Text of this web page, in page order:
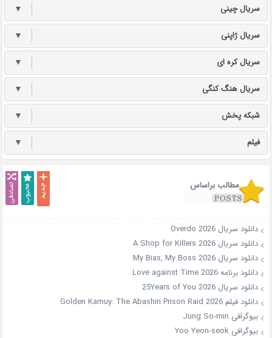
سریال چینی ▼
سریال ژاپنی ▼
سریال کره ای ▼
سریال هنگ کنگی ▼
شبکه پخش ▼
فیلم ▼
مطالب براساس
دانلود سریال Overdo 2026
دانلود سریال A Shop for Killers 2026
دانلود سریال My Bias, My Boss 2026
دانلود برنامه Love against Time 2026
دانلود سریال 25Years of You 2026
دانلود فیلم Golden Kamuy: The Abashiri Prison Raid 2026
بیوگرافی Jung So-min
بیوگرافی Yoo Yeon-seok